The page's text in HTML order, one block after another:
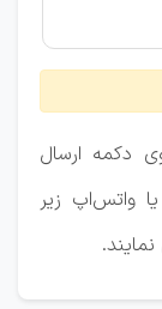
دکمه ارسال
واتس‌اپ زیر